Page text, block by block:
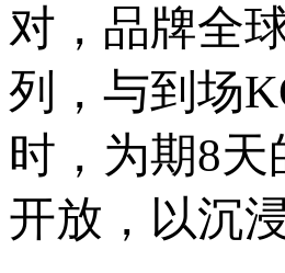
对，品牌全
列，与到场
时，为期8
开放，以沉